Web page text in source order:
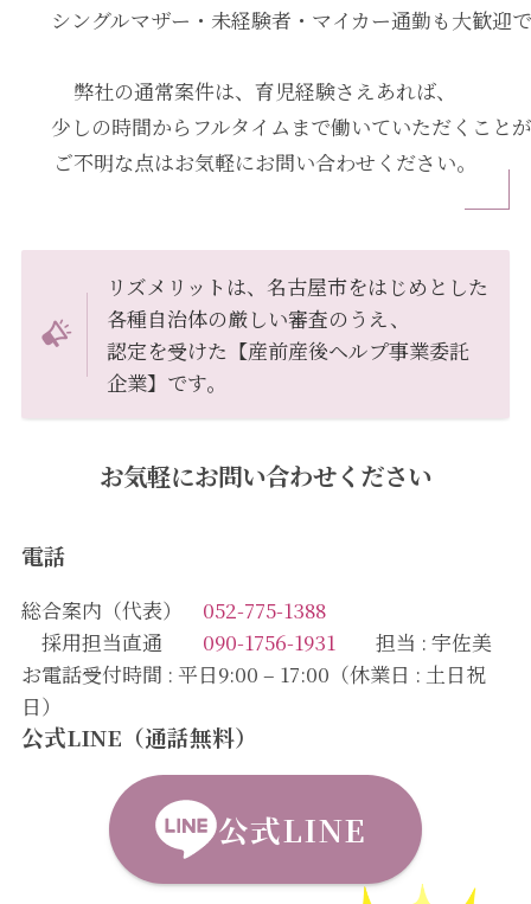
シングルマザー・未経験者・マイカー通勤も大歓迎
弊社の通常案件は、育児経験さえあれば、
少しの時間からフルタイムまで働いていただくこと
ご不明な点はお気軽にお問い合わせください。
リズメリットは、名古屋市をはじめとした
各種自治体の厳しい審査のうえ、
認定を受けた【産前産後ヘルプ事業委託
企業】です。
お気軽にお問い合わせください
電話
総合案内（代表） 052-775-1388
採用担当直通 090-1756-1931 担当 : 宇佐美
お電話受付時間 : 平日9:00 – 17:00（休業日 : 土日祝
日）
公式LINE（通話無料）
公式LINE